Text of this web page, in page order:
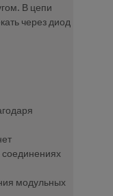
В цепи
через диод
модульных